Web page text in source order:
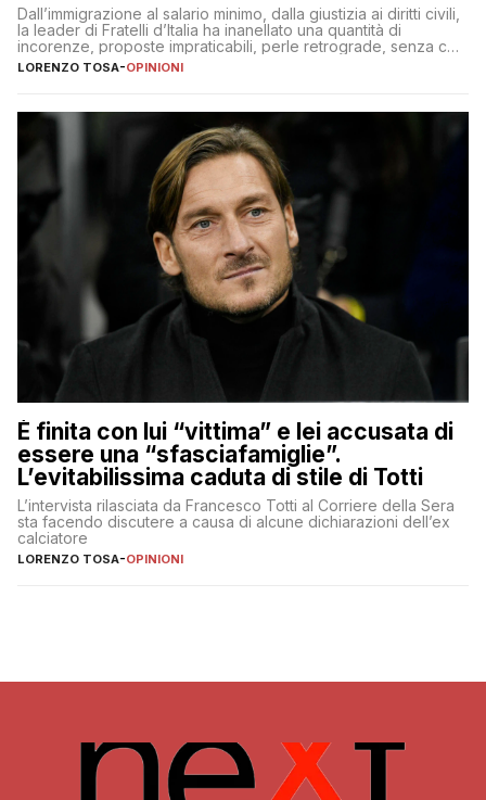
Dall’immigrazione al salario minimo, dalla giustizia ai diritti civili,
la leader di Fratelli d’Italia ha inanellato una quantità di
incorenze, proposte impraticabili, perle retrograde, senza che
nessuno – a destra come a sinistra – glielo abbia fatto notare
LORENZO TOSA-OPINIONI
È finita con lui “vittima” e lei accusata di
essere una “sfasciafamiglie”.
L’evitabilissima caduta di stile di Totti
L’intervista rilasciata da Francesco Totti al Corriere della Sera
sta facendo discutere a causa di alcune dichiarazioni dell’ex
calciatore
LORENZO TOSA-OPINIONI